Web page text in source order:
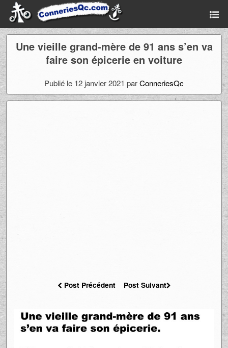
Une vieille grand-mère de 91 ans s’en va
faire son épicerie en voiture
Publié le 12 janvier 2021 parConneriesQc
Post Précédent Post Suivant